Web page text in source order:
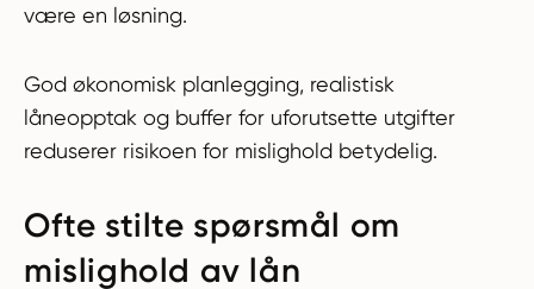
være en løsning.
God økonomisk planlegging, realistisk
låneopptak og buffer for uforutsette utgifter
reduserer risikoen for mislighold betydelig.
Ofte stilte spørsmål om
mislighold av lån